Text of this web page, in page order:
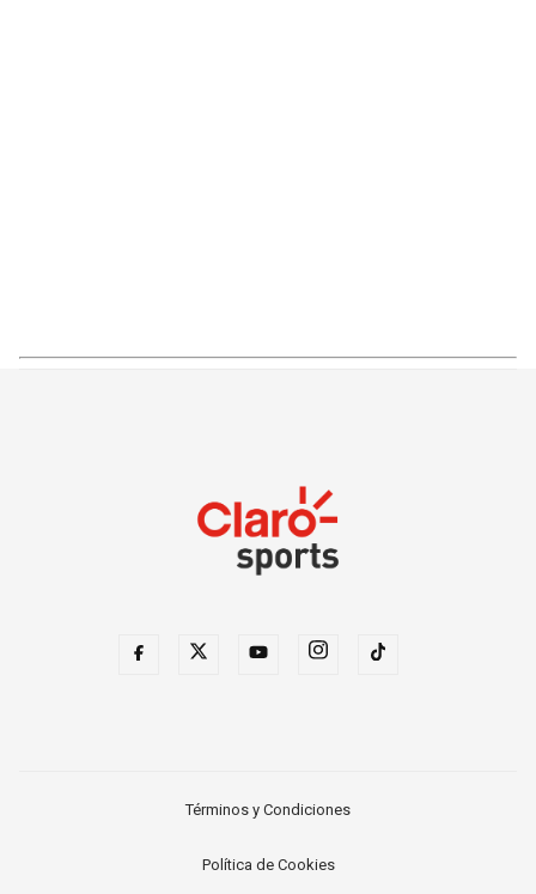
Términos y Condiciones
Política de Cookies